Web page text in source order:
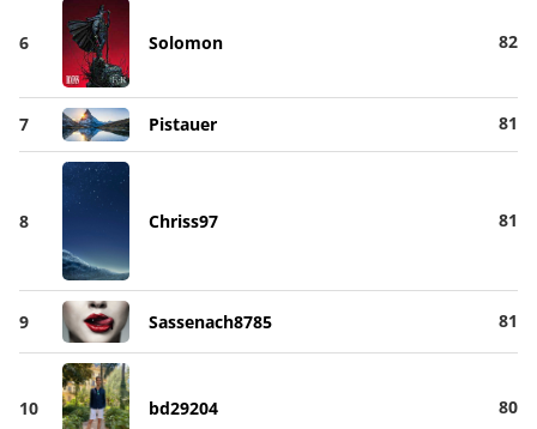
6 Solomon 82
7 Pistauer 81
8 Chriss97 81
9 Sassenach8785 81
10 bd29204 80